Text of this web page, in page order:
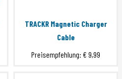
TRACKR Magnetic Charger
Cable
Preisempfehlung: € 9,99